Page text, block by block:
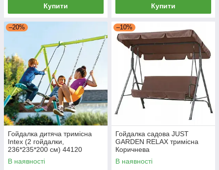
Купити Купити
–20%
Гойдалка дитяча тримісна
Intex (2 гойдалки,
236*235*200 см) 44120
Зелена з блакитним
В наявності
–10%
Гойдалка садова JUST
GARDEN RELAX тримісна
Коричнева
В наявності